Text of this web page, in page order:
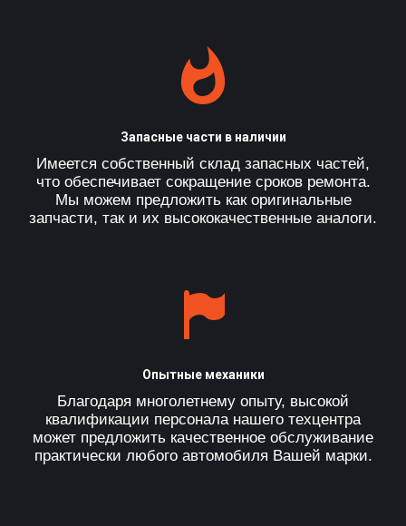
Запасные части в наличии
Имеется собственный склад запасных частей,
что обеспечивает сокращение сроков ремонта.
Мы можем предложить как оригинальные
запчасти, так и их высококачественные аналоги.
Опытные механики
Благодаря многолетнему опыту, высокой
квалификации персонала нашего техцентра
может предложить качественное обслуживание
практически любого автомобиля Вашей марки.